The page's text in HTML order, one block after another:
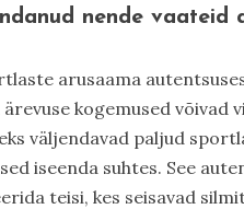
nende vaateid
arusaama
kogemused võivad
väljendavad paljud
iseenda suhtes. See
teisi, kes seisavad